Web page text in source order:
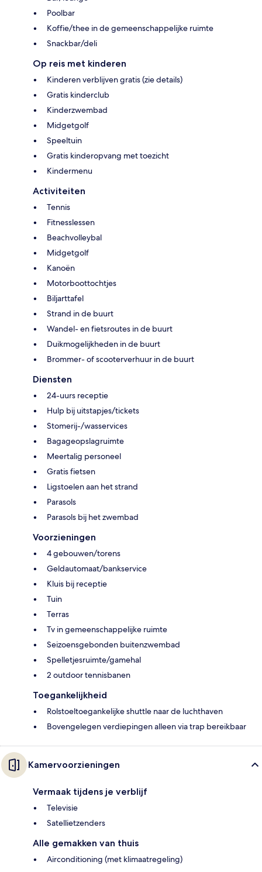
Poolbar
Koffie/thee in de gemeenschappelijke ruimte
Snackbar/deli
Op reis met kinderen
Kinderen verblijven gratis (zie details)
Gratis kinderclub
Kinderzwembad
Midgetgolf
Speeltuin
Gratis kinderopvang met toezicht
Kindermenu
Activiteiten
Tennis
Fitnesslessen
Beachvolleybal
Midgetgolf
Kanoën
Motorboottochtjes
Biljarttafel
Strand in de buurt
Wandel- en fietsroutes in de buurt
Duikmogelijkheden in de buurt
Brommer- of scooterverhuur in de buurt
Diensten
24-uurs receptie
Hulp bij uitstapjes/tickets
Stomerij-/wasservices
Bagageopslagruimte
Meertalig personeel
Gratis fietsen
Ligstoelen aan het strand
Parasols
Parasols bij het zwembad
Voorzieningen
4 gebouwen/torens
Geldautomaat/bankservice
Kluis bij receptie
Tuin
Terras
Tv in gemeenschappelijke ruimte
Seizoensgebonden buitenzwembad
Spelletjesruimte/gamehal
2 outdoor tennisbanen
Toegankelijkheid
Rolstoeltoegankelijke shuttle naar de luchthaven
Bovengelegen verdiepingen alleen via trap bereikbaar
Kamervoorzieningen
Vermaak tijdens je verblijf
Televisie
Satellietzenders
Alle gemakken van thuis
Airconditioning (met klimaatregeling)